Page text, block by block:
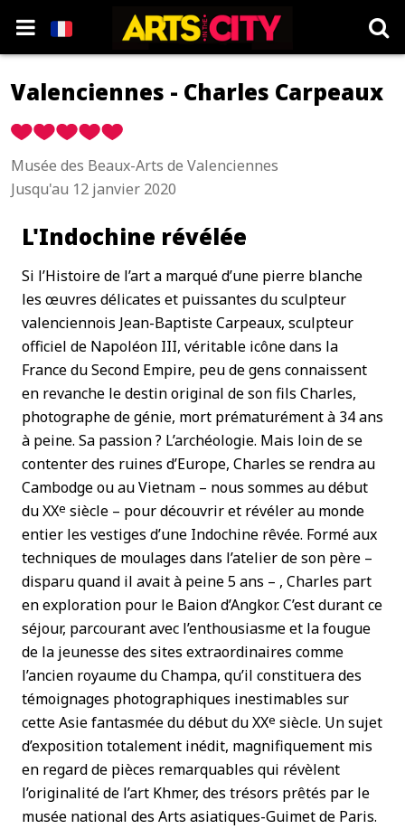
Valenciennes - Charles Carpeaux
Musée des Beaux-Arts de Valenciennes
Jusqu'au 12 janvier 2020
L'Indochine révélée
Si l’Histoire de l’art a marqué d’une pierre blanche
les œuvres délicates et puissantes du sculpteur
valenciennois Jean-Baptiste Carpeaux, sculpteur
officiel de Napoléon III, véritable icône dans la
France du Second Empire, peu de gens connaissent
en revanche le destin original de son fils Charles,
photographe de génie, mort prématurément à 34 ans
à peine. Sa passion ? L’archéologie. Mais loin de se
contenter des ruines d’Europe, Charles se rendra au
Cambodge ou au Vietnam – nous sommes au début
du XXe siècle – pour découvrir et révéler au monde
entier les vestiges d’une Indochine rêvée. Formé aux
techniques de moulages dans l’atelier de son père –
disparu quand il avait à peine 5 ans – , Charles part
en exploration pour le Baion d’Angkor. C’est durant ce
séjour, parcourant avec l’enthousiasme et la fougue
de la jeunesse des sites extraordinaires comme
l’ancien royaume du Champa, qu’il constituera des
témoignages photographiques inestimables sur
cette Asie fantasmée du début du XXe siècle. Un sujet
d’exposition totalement inédit, magnifiquement mis
en regard de pièces remarquables qui révèlent
l’originalité de l’art Khmer, des trésors prêtés par le
musée national des Arts asiatiques-Guimet de Paris.